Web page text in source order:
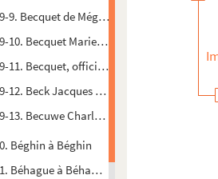
9. Becquet de Mégille Pierre Maurand
10. Becquet Marie, religieuse
11. Becquet, officier municipal
12. Beck Jacques André, officier municipal
13. Becuwe Charles Louis, aumônier
Béghin à Béghin
Béhague à Béhaguel